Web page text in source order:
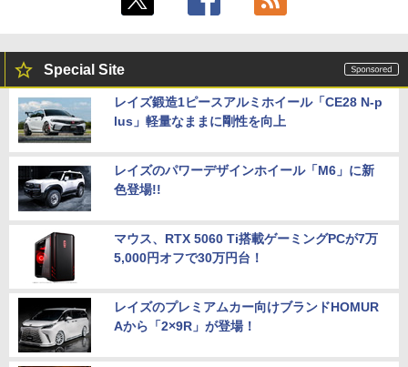
Special Site
レイズ鍛造1ピースアルミホイール「CE28 N-p
lus」軽量なままに剛性を向上
レイズのパワーデザインホイール「M6」に新
色登場!!
マウス、RTX 5060 Ti搭載ゲーミングPCが7万
5,000円オフで30万円台！
レイズのプレミアムカー向けブランドHOMUR
Aから「2×9R」が登場！